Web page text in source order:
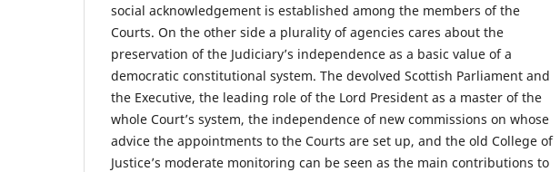
social acknowledgement is established among the members of the
Courts. On the other side a plurality of agencies cares about the
preservation of the Judiciary’s independence as a basic value of a
democratic constitutional system. The devolved Scottish Parliament and
the Executive, the leading role of the Lord President as a master of the
whole Court’s system, the independence of new commissions on whose
advice the appointments to the Courts are set up, and the old College of
Justice’s moderate monitoring can be seen as the main contributions to